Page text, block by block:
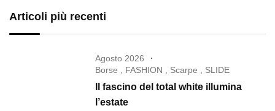
Articoli più recenti
Agosto 2026
Borse , FASHION , Scarpe , SLIDE
Il fascino del total white illumina
l’estate